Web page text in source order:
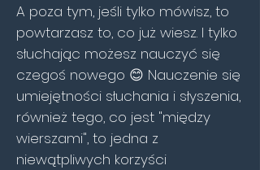
A poza tym, jeśli tylko mówisz, to
powtarzasz to, co już wiesz. I tylko
słuchając możesz nauczyć się
czegoś nowego 😊 Nauczenie się
umiejętności słuchania i słyszenia,
również tego, co jest "między
wierszami", to jedna z
niewątpliwych korzyści